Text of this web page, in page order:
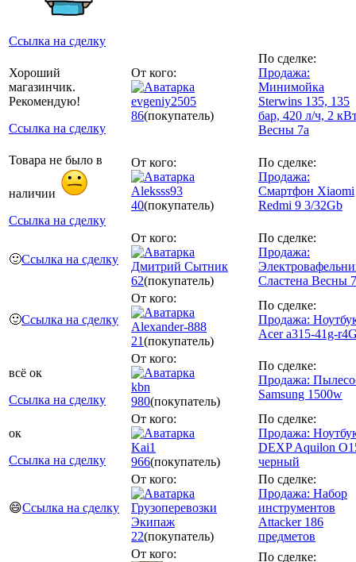
Ссылка на сделку
Хороший
магазинчик.
Рекомендую!
Ссылка на сделку
От кого:
evgeniy2505
86(покупатель)
По сделке:
Продажа:
Минимойка
Sterwins 135, 135
бар, 420 л/ч, 2
Весны 7а
Товара не было в
наличии
Ссылка на сделку
От кого:
Aleksss93
40(покупатель)
По сделке:
Продажа:
Смартфон Xiaomi
Redmi 9 3/32Gb
🙂Ссылка на сделку
От кого:
Дмитрий Сытник
62(покупатель)
По сделке:
Продажа:
Сластена Весны
🙂Ссылка на сделку
От кого:
Alexander-888
21(покупатель)
По сделке:
Продажа:
Acer a315-41g-
всё ок
Ссылка на сделку
От кого:
kbn
980(покупатель)
По сделке:
Продажа:
Samsung 1500w
ок
Ссылка на сделку
От кого:
Kai1
966(покупатель)
По сделке:
Продажа:
DEXP Aquilon
черный
😄Ссылка на сделку
От кого:
Грузоперевозки
Экипаж
22(покупатель)
По сделке:
Продажа: Набор
инструментов
Attacker 186
предметов
От кого:
По сделке: